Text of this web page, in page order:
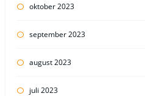
oktober 2023
september 2023
august 2023
juli 2023